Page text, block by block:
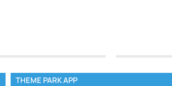
THEME PARK APP